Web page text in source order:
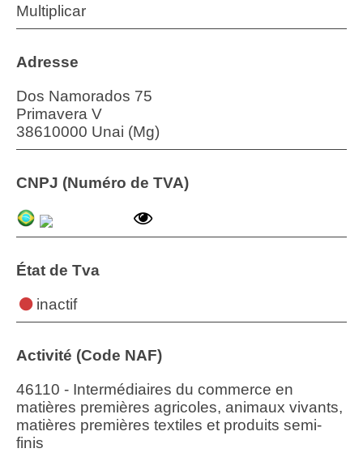
Multiplicar
Adresse
Dos Namorados 75
Primavera V
38610000 Unai (Mg)
CNPJ (Numéro de TVA)
État de Tva
inactif
Activité (Code NAF)
46110 - Intermédiaires du commerce en
matières premières agricoles, animaux vivants,
matières premières textiles et produits semi-
finis